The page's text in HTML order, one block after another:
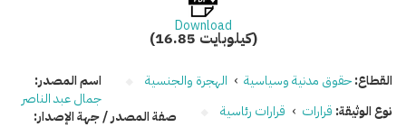
Download
(16.85 كيلوبايت)
القطاع:حقوق مدنية وسياسية › الهجرة والجنسية
نوع الوثيقة: قرارات › قرارات رئاسية
اسم المصدر:
جمال عبد الناصر
صفة المصدر / جهة الإصدار: